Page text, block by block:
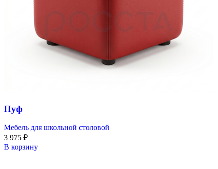
Пуф
Мебель для школьной столовой
3 975 ₽
В корзину